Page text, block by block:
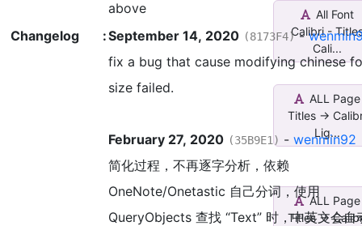
above
Changelog
:September 14, 2020 (8173F4)-
fix a bug that cause modifying chinese
size failed.
February 27, 2020 (35B9E1) - wenmin92
简化过程，不再逐字分析，依赖
OneNote/Onetastic 自己分词，使用
QueryObjects 查找 “Text” 时，中英文会自
All Font
Calibri -
Cali...
ALL Page
Titles ->
Lig...
ALL Page
Titles ->